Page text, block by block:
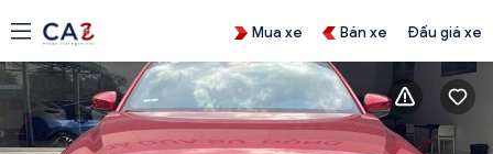
Mua xe Bán xe Đấu giá xe